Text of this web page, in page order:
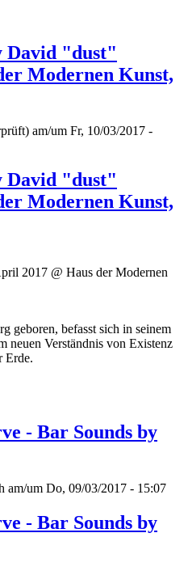
David "dust"
Modernen Kunst,
am/um Fr, 10/03/2017 -
David "dust"
Modernen Kunst,
2017 @ Haus der Modernen
geboren, befasst sich in seinem
neuen Verständnis von Existenz
Erde.
- Bar Sounds by
am/um Do, 09/03/2017 - 15:07
- Bar Sounds by